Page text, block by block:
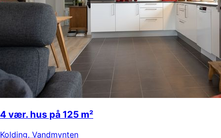
4 vær. hus på 125 m²
Kolding, Vandmynten